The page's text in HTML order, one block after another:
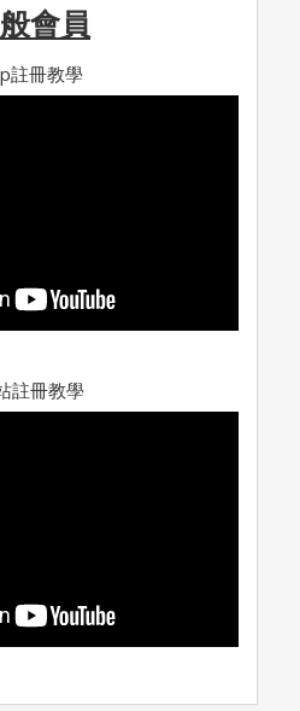
會員
註冊教學
註冊教學